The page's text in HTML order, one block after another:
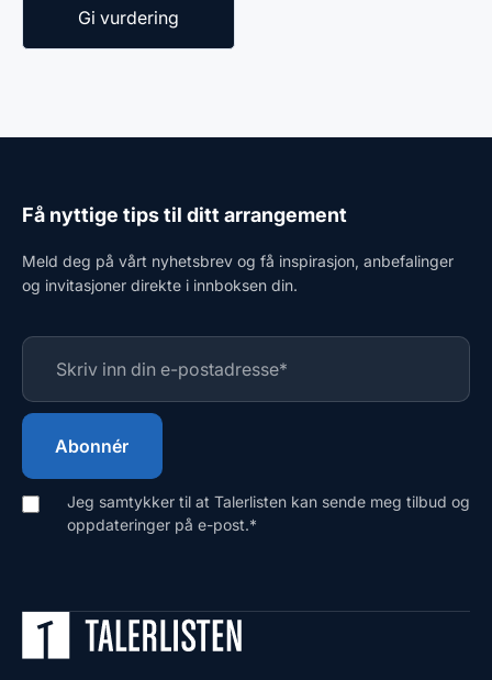
Få nyttige tips til ditt arrangement
Meld deg på vårt nyhetsbrev og få inspirasjon, anbefalinger
og invitasjoner direkte i innboksen din.
Jeg samtykker til at Talerlisten kan sende meg tilbud og
oppdateringer på e-post.*